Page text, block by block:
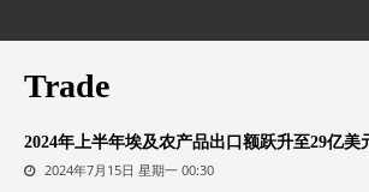
Trade
2024年上半年埃及农产品出口额跃升至29亿美
2024年7月15日 星期一 00:30